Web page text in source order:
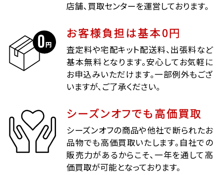
店舗、買取センターを運営しております。
お客様負担は基本0円
査定料や宅配キット配送料、出張料など
基本無料となります。安心してお気軽に
お申込みいただけます。一部例外もござ
いますが、ご了承ください。
シーズンオフでも高価買取
シーズンオフの商品や他社で断られたお
品物でも高価買取いたします。自社での
販売力があるからこそ、一年を通して高
価買取が可能となっております。